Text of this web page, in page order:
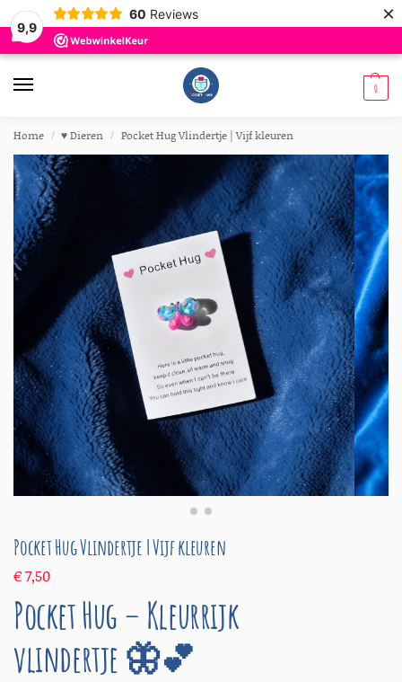
9,9
60 Reviews ×
0
Home / ♥︎ Dieren / Pocket Hug Vlindertje | Vijf kleuren
Pocket Hug Vlindertje | Vijf kleuren
€7,50
Pocket Hug – Kleurrijk
vlindertje 🦋💕